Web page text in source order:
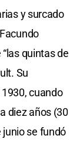
y surcado
quintas de
Su
cuando
diez años (30
se fundó